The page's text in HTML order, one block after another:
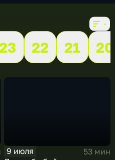
22 21
20
9 июля
53 мин